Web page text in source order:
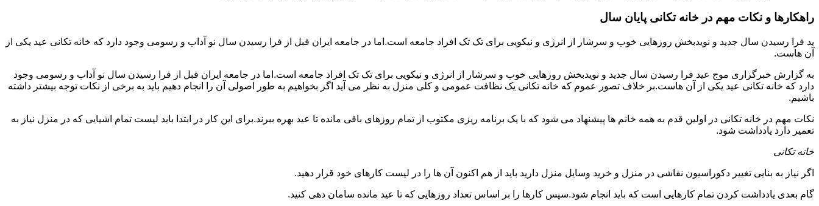
راهکارها و نکات مهم در خانه تکانی پایان سال
ید فرا رسیدن سال جدید و نویدبخش روزهایی خوب و سرشار از انرژی و نیکویی برای تک تک افراد جامعه است.اما در جامعه ایران قبل از فرا رسیدن سال نو آداب و رسومی وجود دارد که خانه تکانی عید یکی از
آن هاست.
به گزارش خبرگزاری موج عید فرا رسیدن سال جدید و نویدبخش روزهایی خوب و سرشار از انرژی و نیکویی برای تک تک افراد جامعه است.اما در جامعه ایران قبل از فرا رسیدن سال نو آداب و رسومی وجود
دارد که خانه تکانی عید یکی از آن هاست.بر خلاف تصور عموم که خانه تکانی یک نظافت عمومی و کلی منزل به نظر می آید اگر بخواهیم به طور اصولی آن را انجام دهیم باید به برخی از نکات توجه بیشتر داشته
باشیم.
نکات مهم در خانه تکانی در اولین قدم به همه خانم ها پیشنهاد می شود که با یک برنامه ریزی مکتوب از تمام روزهای باقی مانده تا عید بهره ببرند.برای این کار در ابتدا باید لیست تمام اشیایی که در منزل نیاز به
تعمیر دارد یادداشت شود.
خانه تکانی
اگر نیاز به بنایی تغییر دکوراسیون نقاشی در منزل و خرید وسایل منزل دارید باید از هم اکنون آن ها را در لیست کارهای خود قرار دهید.
گام بعدی یادداشت کردن تمام کارهایی است که باید انجام شود.سپس کارها را بر اساس تعداد روزهایی که تا عید مانده سامان دهی کنید.